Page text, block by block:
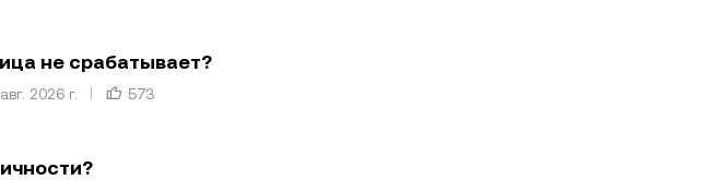
не срабатывает?
2026 г. 573